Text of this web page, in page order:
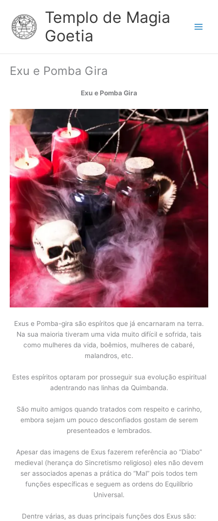
conteúdo
Templo de Magia
Goetia
Menu
Exu e Pomba Gira
Exu e Pomba Gira
Exus e Pomba-gira são espíritos que já encarnaram na terra.
Na sua maioria tiveram uma vida muito difícil e sofrida, tais
como mulheres da vida, boêmios, mulheres de cabaré,
malandros, etc.
Estes espíritos optaram por prosseguir sua evolução espiritual
adentrando nas linhas da Quimbanda.
São muito amigos quando tratados com respeito e carinho,
embora sejam um pouco desconfiados gostam de serem
presenteados e lembrados.
Apesar das imagens de Exus fazerem referência ao “Diabo”
medieval (herança do Sincretismo religioso) eles não devem
ser associados apenas a prática do “Mal” pois todos tem
funções específicas e seguem as ordens do Equilíbrio
Universal.
Dentre várias, as duas principais funções dos Exus são: